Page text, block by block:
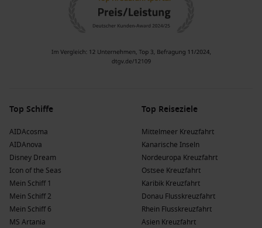
Top Schiffe
AIDAcosma
AIDAnova
Disney Dream
Icon of the Seas
Mein Schiff 1
Mein Schiff 2
Mein Schiff 6
MS Artania
Top Reiseziele
Mittelmeer Kreuzfahrt
Kanarische Inseln
Nordeuropa Kreuzfahrt
Ostsee Kreuzfahrt
Karibik Kreuzfahrt
Donau Flusskreuzfahrt
Rhein Flusskreuzfahrt
Asien Kreuzfahrt